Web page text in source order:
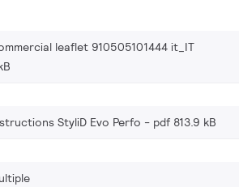
leaflet 910505101444 it_IT
StyliD Evo Perfo pdf 813.9 kB